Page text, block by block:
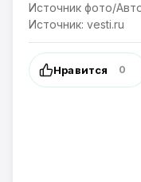
Источник фото/
Источник: vesti.ru
Нравится 0